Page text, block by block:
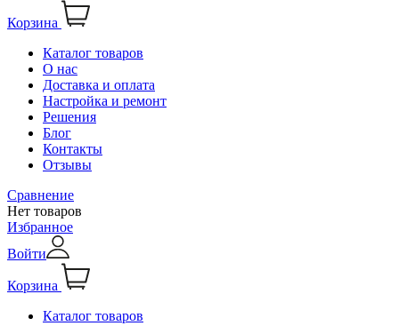
Корзина
Каталог товаров
О нас
Доставка и оплата
Настройка и ремонт
Решения
Блог
Контакты
Отзывы
Сравнение
Нет товаров
Избранное
Войти
Корзина
Каталог товаров